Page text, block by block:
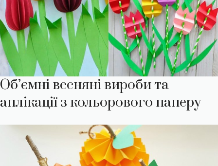
Об’ємні весняні вироби та
аплікації з кольорового паперу